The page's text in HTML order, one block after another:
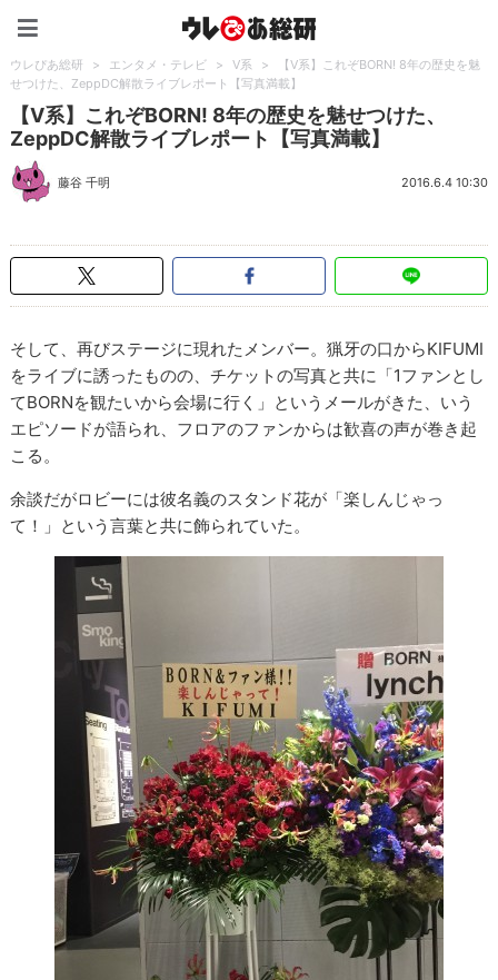
ウレぴあ総研 > エンタメ・テレビ > V系 >
【V系】これぞBORN! 8年の歴史を魅
せつけた、ZeppDC解散ライブレポート【写真満載】
【V系】これぞBORN! 8年の歴史を魅せつけた、
ZeppDC解散ライブレポート【写真満載】
藤谷 千明 2016.6.4 10:30
そして、再びステージに現れたメンバー。猟牙の口からKIFUMI
をライブに誘ったものの、チケットの写真と共に「1ファンとし
てBORNを観たいから会場に行く」というメールがきた、いう
エピソードが語られ、フロアのファンからは歓喜の声が巻き起
こる。
余談だがロビーには彼名義のスタンド花が「楽しんじゃっ
て！」という言葉と共に飾られていた。